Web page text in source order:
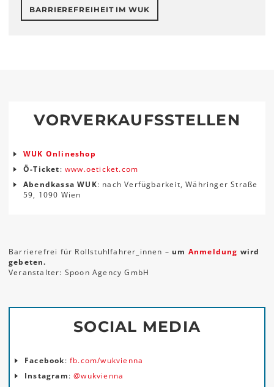
BARRIEREFREIHEIT IM WUK
VORVERKAUFSSTELLEN
WUK Onlineshop
Ö-Ticket:www.oeticket.com
Abendkassa WUK: nach Verfügbarkeit, Währinger Straße
59, 1090 Wien
Barrierefrei für Rollstuhlfahrer_innen – um Anmeldung wird
gebeten.
Veranstalter: Spoon Agency GmbH
SOCIAL MEDIA
Facebook:fb.com/wukvienna
Instagram:@wukvienna